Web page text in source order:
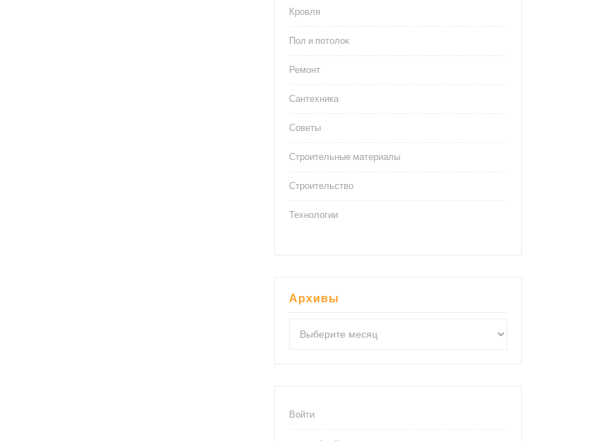
Кровля
Пол и потолок
Ремонт
Сантехника
Советы
Строительные материалы
Строительство
Технологии
Архивы
Войти